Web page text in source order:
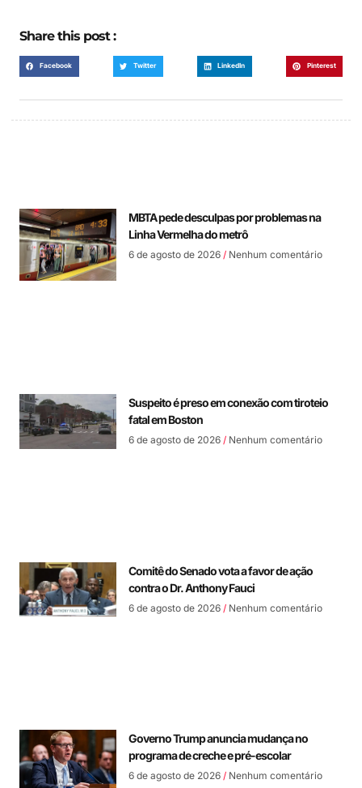
Share this post :
Facebook Twitter LinkedIn Pinterest
MBTA pede desculpas por problemas na
Linha Vermelha do metrô
6 de agosto de 2026 Nenhum comentário
Suspeito é preso em conexão com tiroteio
fatal em Boston
6 de agosto de 2026 Nenhum comentário
Comitê do Senado vota a favor de ação
contra o Dr. Anthony Fauci
6 de agosto de 2026 Nenhum comentário
Governo Trump anuncia mudança no
programa de creche e pré-escolar
6 de agosto de 2026 Nenhum comentário